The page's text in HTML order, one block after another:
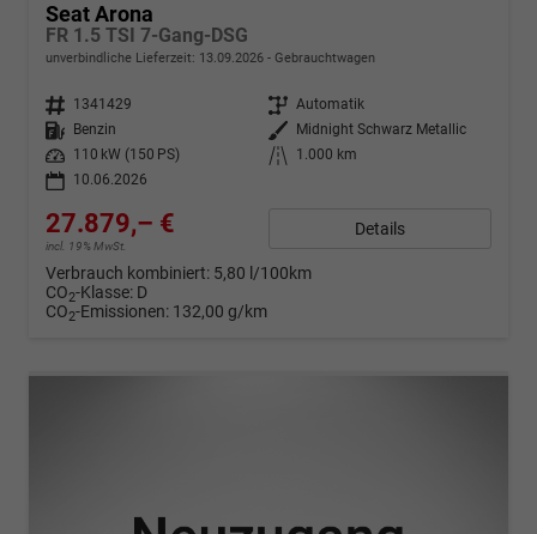
Seat Arona
FR 1.5 TSI 7-Gang-DSG
unverbindliche Lieferzeit: 13.09.2026 Gebrauchtwagen
Fahrzeugnr. 1341429 Getriebe Automatik
Kraftstoff
Benzin Außenfarbe
Midnight Schwarz Metallic
Leistung
110 kW (150 PS) Kilometerstand
1.000 km
10.06.2026
27.879,– €
incl. 19% MwSt.
Details
Verbrauch kombiniert: 5,80 l/100km
CO2-Klasse: D
CO2-Emissionen: 132,00 g/km